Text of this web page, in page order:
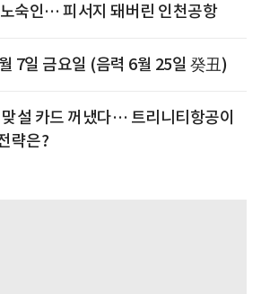
숙인… 피서지 돼버린 인천공항
7일 금요일 (음력 6월 25일 癸丑)
설 카드 꺼냈다… 트리니티항공이
략은?